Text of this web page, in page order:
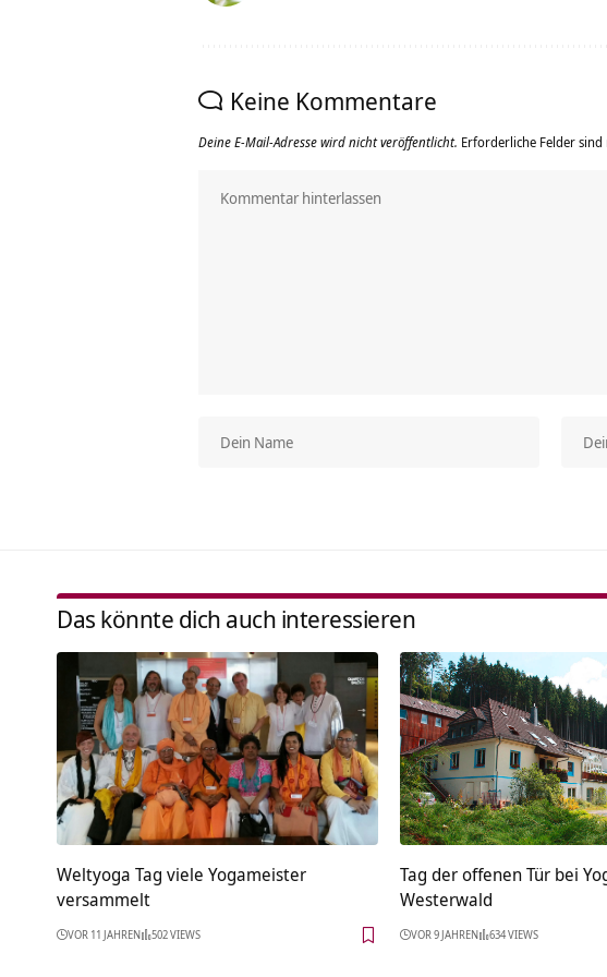
Keine Kommentare
Deine E-Mail-Adresse wird nicht veröffentlicht. Erforderliche Felder
Das könnte dich auch interessieren
Weltyoga Tag viele Yogameister
versammelt
VOR 11 JAHREN 502 VIEWS
Tag der offenen Tür bei
Westerwald
VOR 9 JAHREN 634 VIEWS